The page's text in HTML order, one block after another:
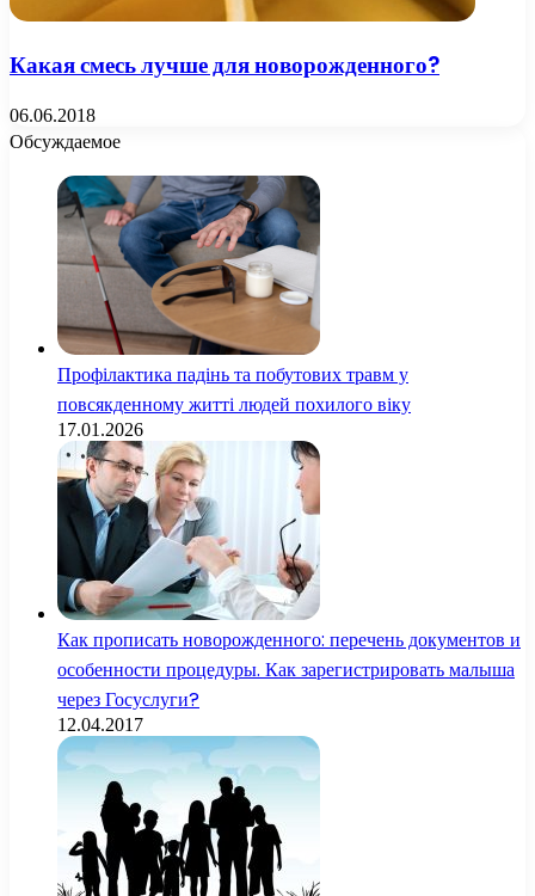
Какая смесь лучше для новорожденного?
06.06.2018
Обсуждаемое
Профілактика падінь та побутових травм у
повсякденному житті людей похилого віку
17.01.2026
Как прописать новорожденного: перечень документов и
особенности процедуры. Как зарегистрировать малыша
через Госуслуги?
12.04.2017